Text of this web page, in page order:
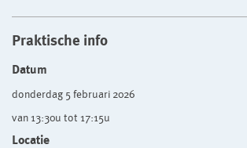
Praktische info
Datum
donderdag 5 februari 2026
van 13:30u tot 17:15u
Locatie